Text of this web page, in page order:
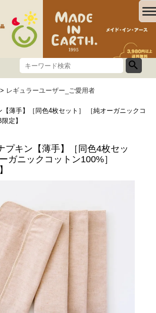
レギュラーユーザー_ご愛用者
薄手】［同色4枚セット］ ［純オーガニックコ
定】
プキン【薄手】［同色4枚セッ
ガニックコットン100%］